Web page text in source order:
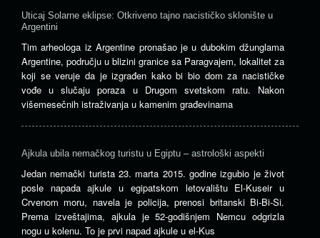
Uticaj Solarne eklipse: Otkriveno tajno nacističko sklonište u
Argentini
Tim arheologa iz Argentine pronašao je u dubokim džunglama
Argentine, području u blizini granice sa Paragvajem, lokalitet za
koji se veruje da je izgrađen kako bi bio dom za nacističke
vođe u slučaju poraza u Drugom svetskom ratu. Nakon
višemesečnih istraživanja u kamenim građevinama
Ajkula ubila nemačkog turistu u Egiptu – astrološki aspekti
Jedan nemački turista 23. marta 2015. godine izgubio je život
posle napada ajkule u egipatskom letovalištu El-Kuseir u
Crvenom moru, navela je policija, prenosi britanski Bi-Bi-Si.
Prema izveštajima, ajkula je 52-godišnjem Nemcu odgrizla
nogu u kolenu. To je prvi napad ajkule u el-Kus